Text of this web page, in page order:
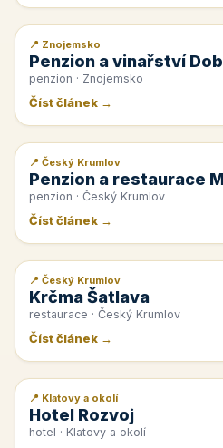
📰 PR článek
📍 Znojemsko
Penzion a vinařství
penzion · Znojemsko
Číst článek →
📰 PR článek
📍 Český Krumlov
Penzion a restaurace
penzion · Český Krumlov
Číst článek →
📰 PR článek
📍 Český Krumlov
Krčma Šatlava
restaurace · Český Krumlov
Číst článek →
📰 PR článek
📍 Klatovy a okolí
Hotel Rozvoj
hotel · Klatovy a okolí